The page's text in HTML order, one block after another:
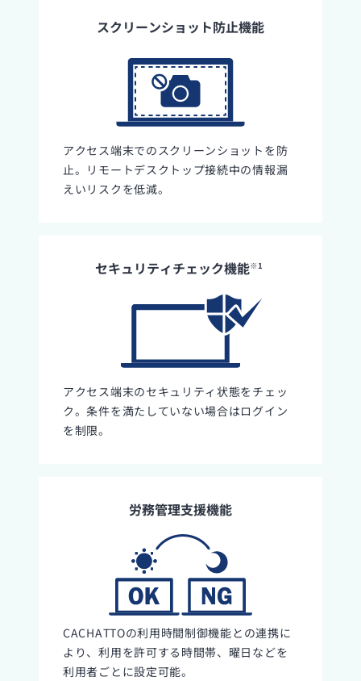
スクリーンショット防止機能
アクセス端末でのスクリーンショットを防
止。リモートデスクトップ接続中の情報漏
えいリスクを低減。
セキュリティチェック機能※1
アクセス端末のセキュリティ状態をチェッ
ク。条件を満たしていない場合はログイン
を制限。
労務管理支援機能
CACHATTOの利用時間制御機能との連携に
より、利用を許可する時間帯、曜日などを
利用者ごとに設定可能。